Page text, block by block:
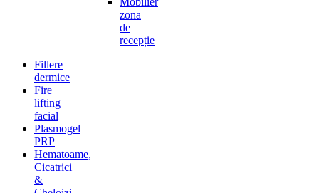
zona
de
recepție
Fillere
dermice
Fire
lifting
facial
Plasmogel
PRP
Hematoame,
Cicatrici
&